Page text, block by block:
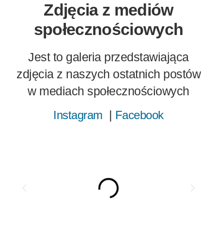
Zdjęcia z mediów
społecznościowych
Jest to galeria przedstawiająca
zdjęcia z naszych ostatnich postów
w mediach społecznościowych
Instagram | Facebook